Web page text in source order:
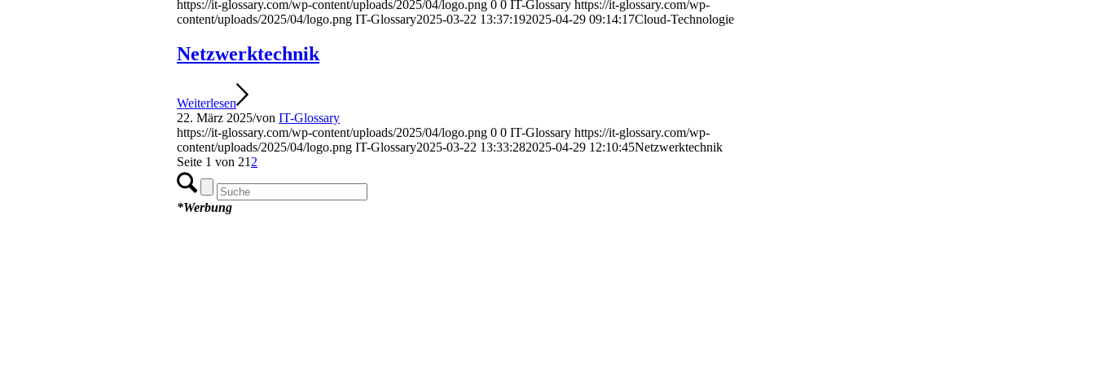
https://it-glossary.com/wp-content/uploads/2025/04/logo.png 0 0 IT-Glossary https://it-glossary.com/wp-
content/uploads/2025/04/logo.png IT-Glossary2025-03-22 13:37:192025-04-29 09:14:17Cloud-Technologie
Netzwerktechnik
Weiterlesen
22. März 2025/von IT-Glossary
https://it-glossary.com/wp-content/uploads/2025/04/logo.png 0 0 IT-Glossary https://it-glossary.com/wp-
content/uploads/2025/04/logo.png IT-Glossary2025-03-22 13:33:282025-04-29 12:10:45Netzwerktechnik
Seite 1 von 21 2
*Werbung